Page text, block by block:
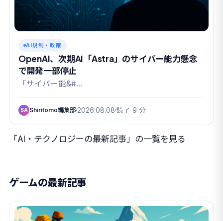
AI規制・政策
OpenAI、次期AI「Astra」のサイバー能力懸念
で開発一部停止
「サイバー能&#…
SA Shiritomo編集部 2026.08.08 読了 9 分
「AI・テクノロジーの最新記事」の一覧を見る
ゲームの最新記事